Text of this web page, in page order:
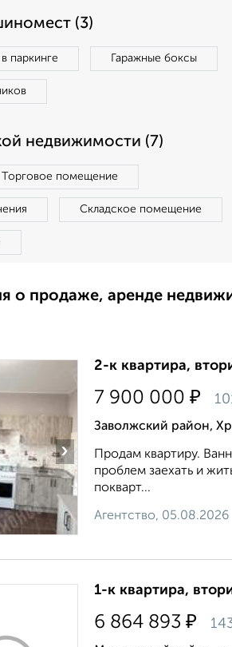
(3)
паркинге Гаражные боксы
недвижимости (7)
Торговое помещение
Складское помещение
о продаже, аренде
›
2-к квартира,
7 900 000 ₽
Заволжский район,
Продам квартиру.
проблем заехать и
покварт...
Агентство, 05.08.2026
1-к квартира,
6 864 893 ₽